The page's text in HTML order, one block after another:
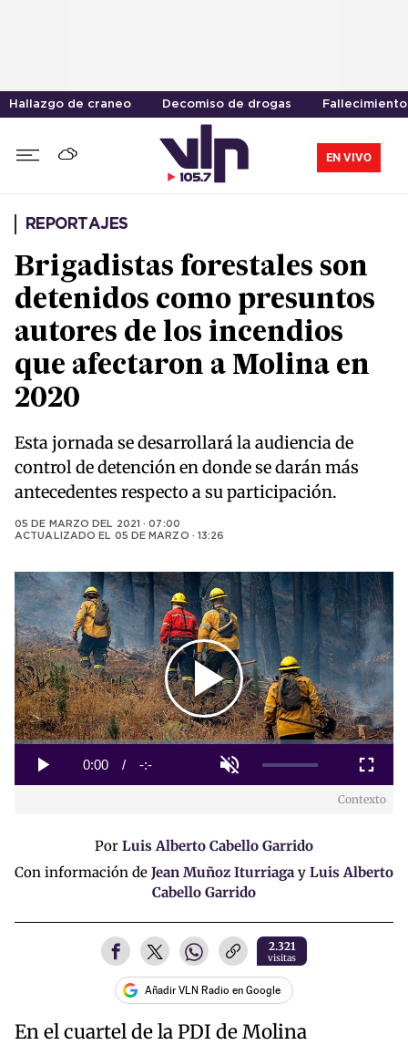
Hallazgo de craneo Decomiso de drogas Fallecimiento
EN VIVO
REPORTAJES
Brigadistas forestales son
detenidos como presuntos
autores de los incendios
que afectaron a Molina en
2020
Esta jornada se desarrollará la audiencia de
control de detención en donde se darán más
antecedentes respecto a su participación.
05 DE MARZO DEL 2021 · 07:00
ACTUALIZADO EL 05 DE MARZO · 13:26
Play
Video
Play Unmute
Current
0:00 / Duration
-:-
Loaded:
Fullscreen
Contexto
Por Luis Alberto Cabello Garrido
Con información de Jean Muñoz Iturriaga y Luis Alberto
Cabello Garrido
2.321
visitas
Añadir VLN Radio en Google
En el cuartel de la PDI de Molina